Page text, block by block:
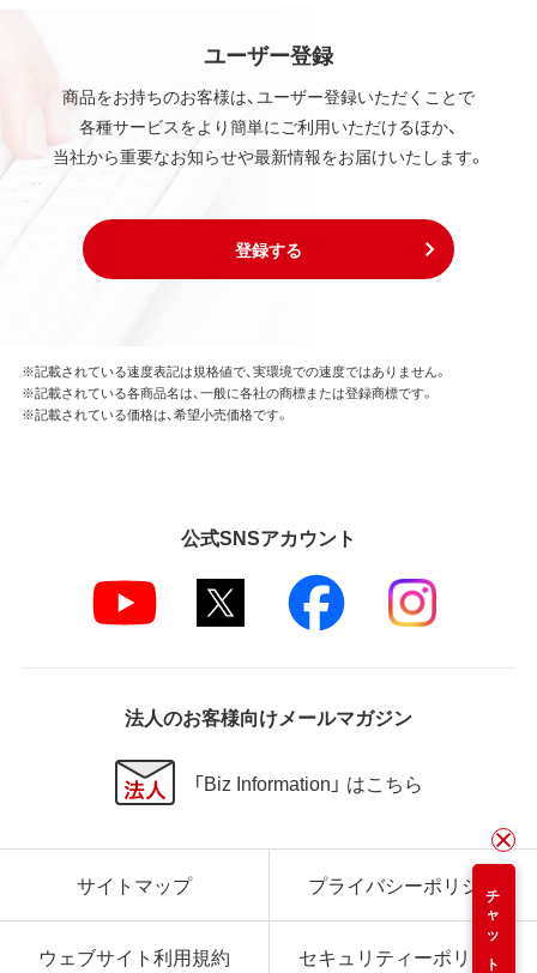
ユーザー登録
商品をお持ちのお客様は、ユーザー登録いただくことで
各種サービスをより簡単にご利用いただけるほか、
当社から重要なお知らせや最新情報をお届けいたします。
登録する
チャット
※記載されている速度表記は規格値で、実環境での速度ではありません。
※記載されている各商品名は、一般に各社の商標または登録商標です。
※記載されている価格は、希望小売価格です。
公式SNSアカウント
法人のお客様向けメールマガジン
「Biz Information」 はこちら
サイトマップ プライバシーポリシー
ウェブサイト利用規約 セキュリティーポリシー